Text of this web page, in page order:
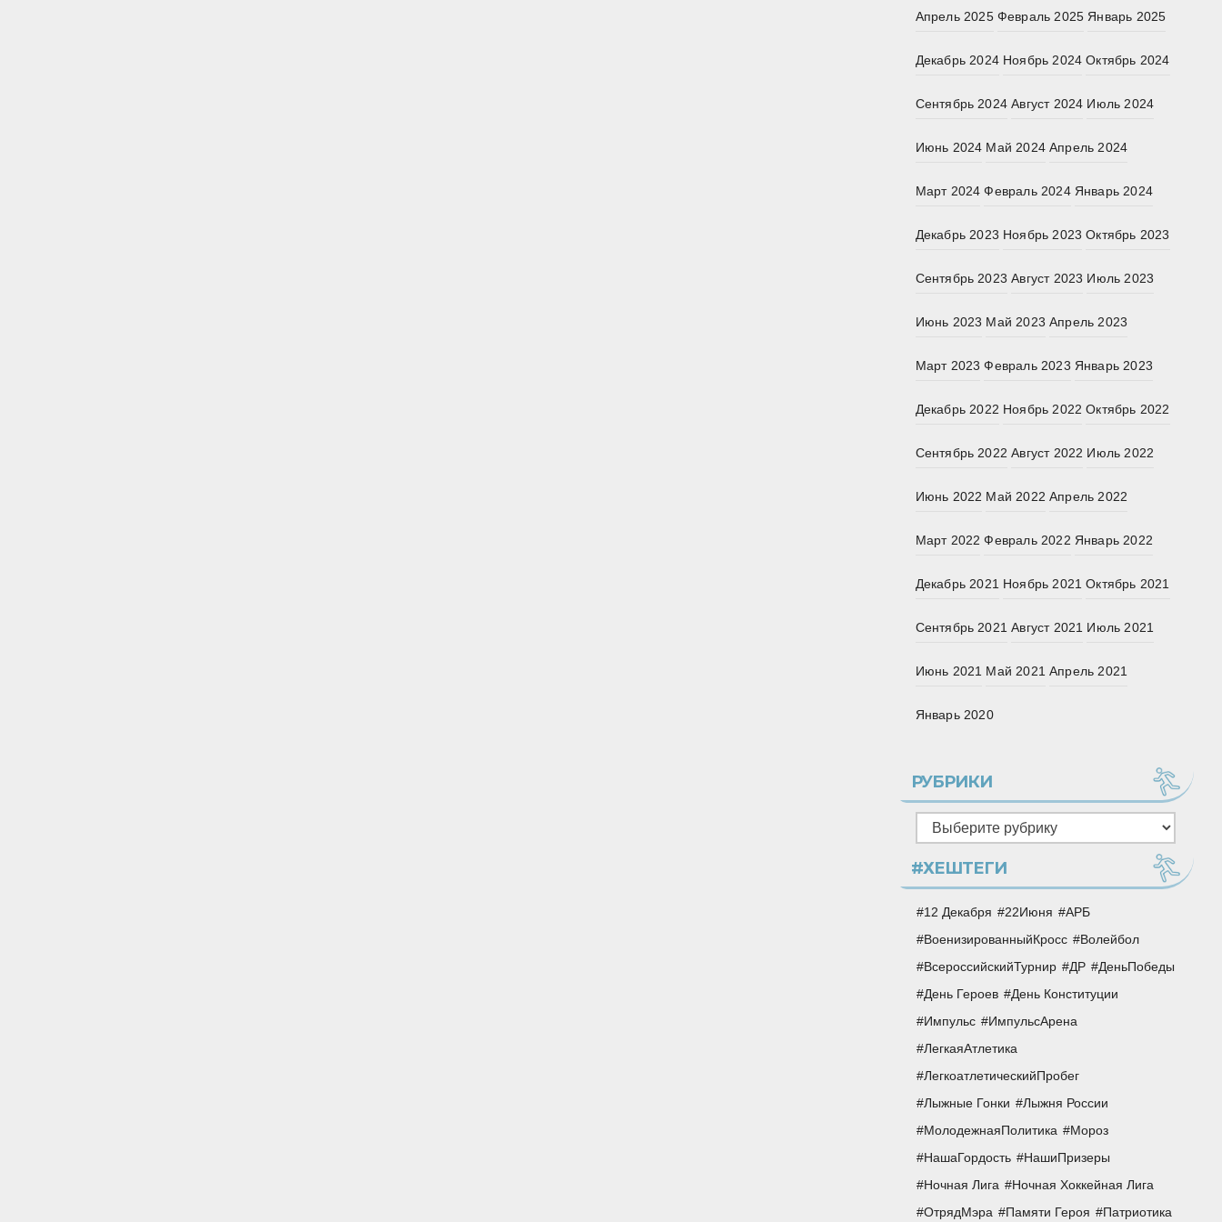
Апрель 2025 Февраль 2025 Январь 2025
Декабрь 2024 Ноябрь 2024 Октябрь 2024
Сентябрь 2024 Август 2024 Июль 2024
Июнь 2024 Май 2024 Апрель 2024
Март 2024 Февраль 2024 Январь 2024
Декабрь 2023 Ноябрь 2023 Октябрь 2023
Сентябрь 2023 Август 2023 Июль 2023
Июнь 2023 Май 2023 Апрель 2023
Март 2023 Февраль 2023 Январь 2023
Декабрь 2022 Ноябрь 2022 Октябрь 2022
Сентябрь 2022 Август 2022 Июль 2022
Июнь 2022 Май 2022 Апрель 2022
Март 2022 Февраль 2022 Январь 2022
Декабрь 2021 Ноябрь 2021 Октябрь 2021
Сентябрь 2021 Август 2021 Июль 2021
Июнь 2021 Май 2021 Апрель 2021
Январь 2020
РУБРИКИ
Рубрики
#ХЕШТЕГИ
12 Декабря 22Июня
АРБ
ВоенизированныйКросс
Волейбол
ВсероссийскийТурнир
ДР
ДеньПобеды
День Героев
День Конституции
Импульс
ИмпульсАрена
ЛегкаяАтлетика
ЛегкоатлетическийПробег
Лыжные Гонки
Лыжня России
МолодежнаяПолитика
Мороз
НашаГордость
НашиПризеры
Ночная Лига
Ночная Хоккейная Лига
ОтрядМэра
Памяти Героя
Патриотика